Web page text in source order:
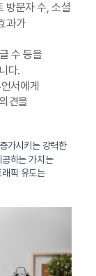
방문자 수, 소셜
과가
수 등을
다.
서에게
견을
가시키는 강력한
하는 가치는
픽 유도는